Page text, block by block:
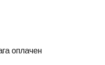
оплачен